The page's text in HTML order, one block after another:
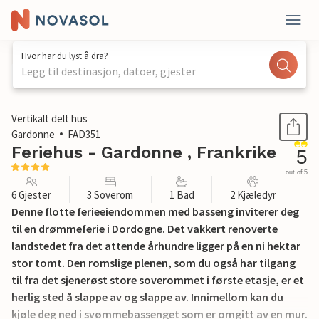
Hvor har du lyst å dra?
Legg til destinasjon, datoer, gjester
1 / 28
Vertikalt delt hus
Gardonne
FAD351
Feriehus - Gardonne , Frankrike 5
out of 5
6 Gjester 3 Soverom 1 Bad 2 Kjæledyr
Denne flotte ferieeiendommen med basseng inviterer deg
til en drømmeferie i Dordogne. Det vakkert renoverte
landstedet fra det attende århundre ligger på en ni hektar
stor tomt. Den romslige plenen, som du også har tilgang
til fra det sjenerøst store soverommet i første etasje, er et
herlig sted å slappe av og slappe av. Innimellom kan du
kjøle deg ned i svømmebassenget som er omgitt av en mur.